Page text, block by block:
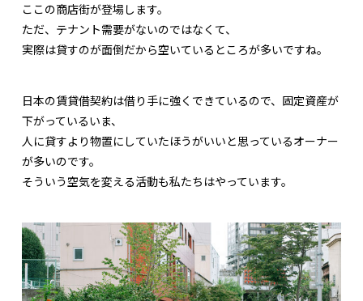
ここの商店街が登場します。
ただ、テナント需要がないのではなくて、
実際は貸すのが面倒だから空いているところが多いですね。
日本の賃貸借契約は借り手に強くできているので、固定資産が
下がっているいま、
人に貸すより物置にしていたほうがいいと思っているオーナー
が多いのです。
そういう空気を変える活動も私たちはやっています。